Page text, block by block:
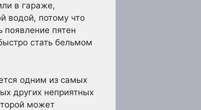
в гараже,
водой, потому что
появление пятен
стать бельмом
одним из самых
других неприятных
может